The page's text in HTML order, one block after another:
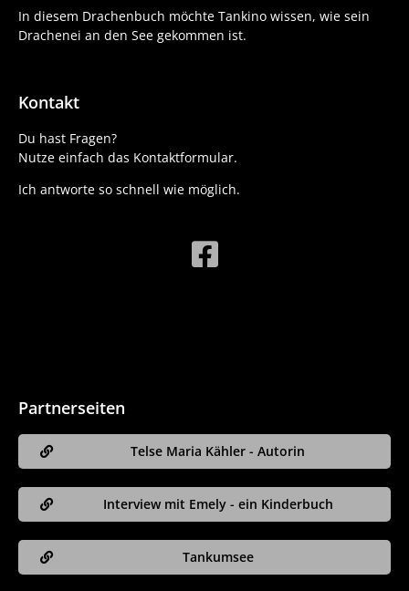
In diesem Drachenbuch möchte Tankino wissen, wie sein
Drachenei an den See gekommen ist.
Kontakt
Du hast Fragen?
Nutze einfach das Kontaktformular.
Ich antworte so schnell wie möglich.
Partnerseiten
Telse Maria Kähler - Autorin
Interview mit Emely - ein Kinderbuch
Tankumsee